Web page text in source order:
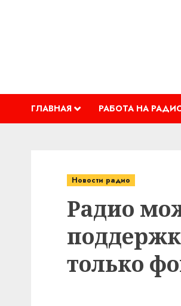
ГЛАВНАЯ РАБОТА НА
Новости радио
Радио
только